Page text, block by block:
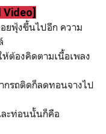
Video]
ยฟุ้งขึ้นไปอีก ความ
องคิดตามเนื้อเพลง
กรถติดก็ลดทอนจางไป
ะท่อนนั้นก็คือ